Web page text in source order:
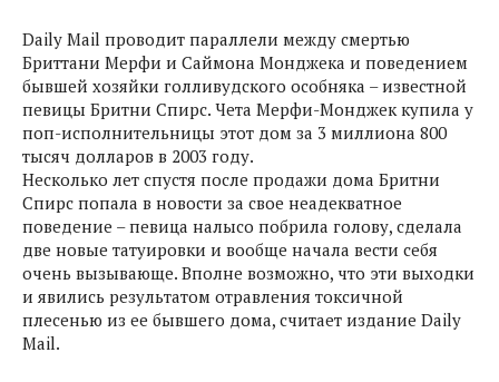
Daily Mail проводит параллели между смертью
Бриттани Мерфи и Саймона Монджека и поведением
бывшей хозяйки голливудского особняка – известной
певицы Бритни Спирс. Чета Мерфи-Монджек купила у
поп-исполнительницы этот дом за 3 миллиона 800
тысяч долларов в 2003 году.
Несколько лет спустя после продажи дома Бритни
Спирс попала в новости за свое неадекватное
поведение – певица налысо побрила голову, сделала
две новые татуировки и вообще начала вести себя
очень вызывающе. Вполне возможно, что эти выходки
и явились результатом отравления токсичной
плесенью из ее бывшего дома, считает издание Daily
Mail.